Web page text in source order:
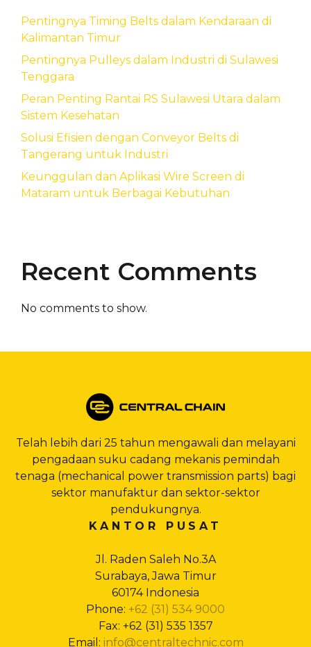
Pentingnya Timing Belts dalam Kendaraan di
Kalimantan Timur
Pentingnya Pulleys dalam Industri di Sulawesi
Tenggara
Peran Penting Rantai RS Sulawesi Utara dalam
Sistem Kesehatan
Solusi Efisien dengan Conveyor Belts di
Tangerang untuk Industri
Keunggulan dan Aplikasi Wire Screen di
Mataram untuk Berbagai Kebutuhan
Recent Comments
No comments to show.
Telah lebih dari 25 tahun mengawali dan melayani
pengadaan suku cadang mekanis pemindah
tenaga (mechanical power transmission parts) bagi
sektor manufaktur dan sektor-sektor
pendukungnya.
KANTOR PUSAT
Jl. Raden Saleh No.3A
Surabaya, Jawa Timur
60174 Indonesia
Phone: +62 (31) 534 9000
Fax: +62 (31) 535 1357
Email: info@centraltechnic.com